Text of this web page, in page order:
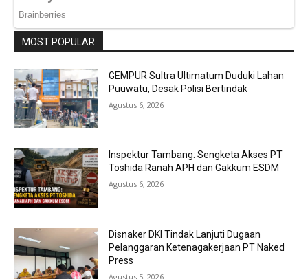
MOST POPULAR
GEMPUR Sultra Ultimatum Duduki Lahan
Puuwatu, Desak Polisi Bertindak
Agustus 6, 2026
Inspektur Tambang: Sengketa Akses PT
Toshida Ranah APH dan Gakkum ESDM
Agustus 6, 2026
Disnaker DKI Tindak Lanjuti Dugaan
Pelanggaran Ketenagakerjaan PT Naked
Press
Agustus 5, 2026